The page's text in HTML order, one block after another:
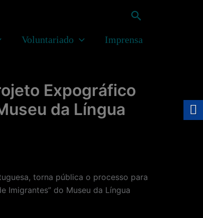
Pesquisar
Voluntariado Imprensa
Expográfico
da Língua
torna pública o processo para
Imigrantes” do Museu da Língua